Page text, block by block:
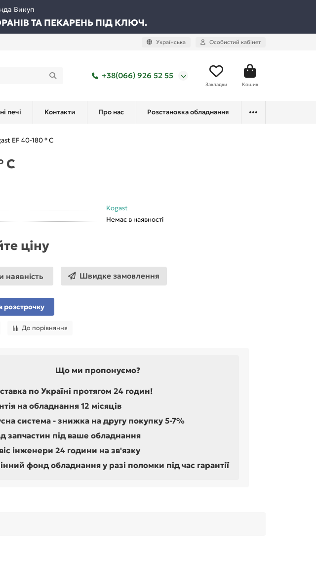
Викуп
ТА ПЕКАРЕНЬ ПІД КЛЮЧ.
Українська Особистий кабінет
+38(066) 926 52 55
Закладки Кошик
печі Контакти Про нас Розстановка обладнання
EF 40-180 ° C
C
Kogast
Немає в наявності
ціну
наявність Швидке замовлення
розстрочку
До порівняння
Що ми пропонуємо?
по Україні протягом 24 годин!
на обладнання 12 місяців
система - знижка на другу покупку 5-7%
запчастин під ваше обладнання
інженери 24 години на зв'язку
фонд обладнання у разі поломки під час гарантії